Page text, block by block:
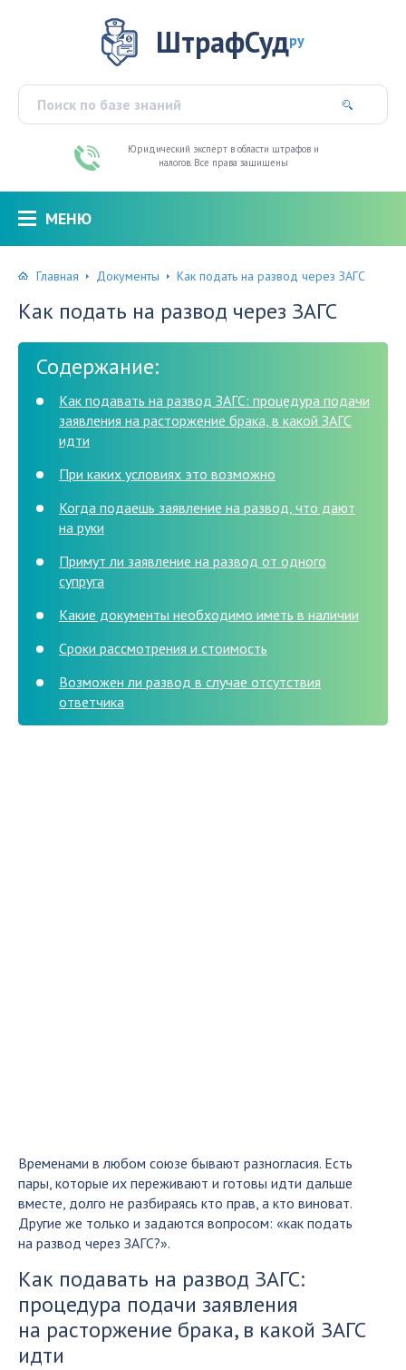
ШтрафСудру
Юридический эксперт в области штрафов и
налогов. Все права защищены
МЕНЮ
Главная Документы Как подать на развод через ЗАГС
Как подать на развод через ЗАГС
Содержание:
Как подавать на развод ЗАГС: процедура подачи
заявления на расторжение брака, в какой ЗАГС
идти
При каких условиях это возможно
Когда подаешь заявление на развод, что дают
на руки
Примут ли заявление на развод от одного
супруга
Какие документы необходимо иметь в наличии
Сроки рассмотрения и стоимость
Возможен ли развод в случае отсутствия
ответчика
Временами в любом союзе бывают разногласия. Есть
пары, которые их переживают и готовы идти дальше
вместе, долго не разбираясь кто прав, а кто виноват.
Другие же только и задаются вопросом: «как подать
на развод через ЗАГС?».
Как подавать на развод ЗАГС:
процедура подачи заявления
на расторжение брака, в какой ЗАГС
идти